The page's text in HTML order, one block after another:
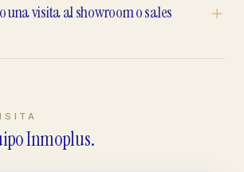
una visita al showroom o sales
Inmoplus.